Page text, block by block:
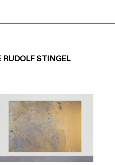
STINGEL